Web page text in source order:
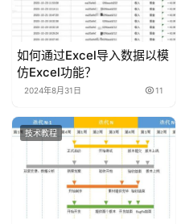
如何通过Excel导入数据以模
仿Excel功能？
2024年8月31日 11
技术教程